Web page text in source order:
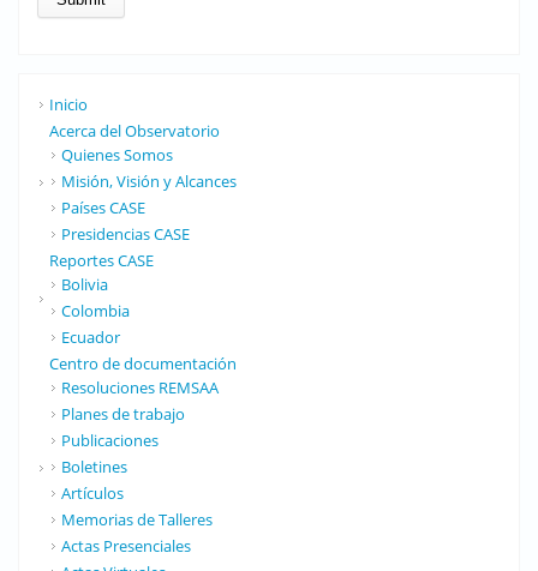
Inicio
Acerca del Observatorio
Quienes Somos
Misión, Visión y Alcances
Países CASE
Presidencias CASE
Reportes CASE
Bolivia
Colombia
Ecuador
Centro de documentación
Resoluciones REMSAA
Planes de trabajo
Publicaciones
Boletines
Artículos
Memorias de Talleres
Actas Presenciales